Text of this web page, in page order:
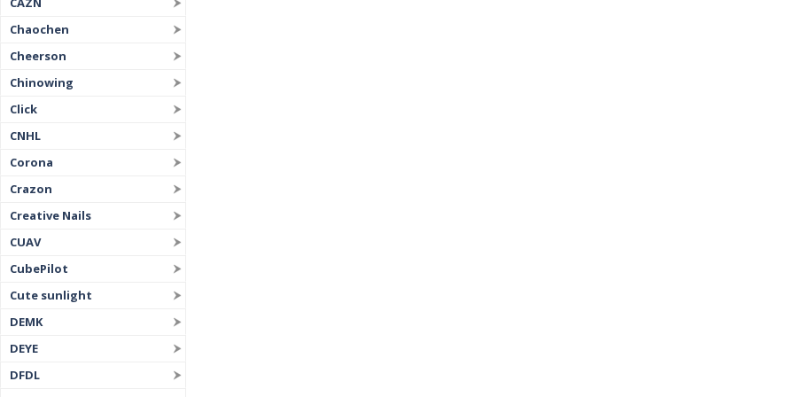
Chaochen
Cheerson
Chinowing
Click
CNHL
Corona
Crazon
Creative Nails
CUAV
CubePilot
Cute sunlight
DEMK
DEYE
DFDL